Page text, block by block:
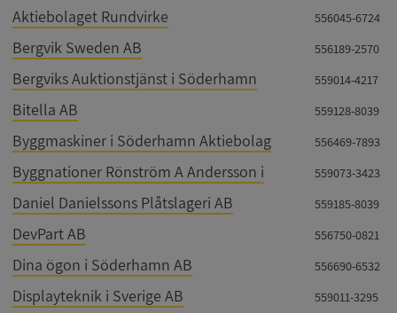
Aktiebolaget Rundvirke 556045-6724
Bergvik Sweden AB 556189-2570
Bergviks Auktionstjänst i Söderhamn 559014-4217
Bitella AB 559128-8039
Byggmaskiner i Söderhamn Aktiebolag 556469-7893
Byggnationer Rönström A Andersson i 559073-3423
Daniel Danielssons Plåtslageri AB 559185-8039
DevPart AB 556750-0821
Dina ögon i Söderhamn AB 556690-6532
Displayteknik i Sverige AB 559011-3295